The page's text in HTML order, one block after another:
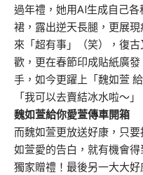
過年禮，她用AI生成自己
裙，露出逆天長腿，更展
來「超有事」（笑），復
歡，更在春節印成貼紙廣
手，如今更躍上「魏如萱
「我可以去賣結冰水啦～」
魏如萱給你愛萱傳車開箱
而魏如萱更放送好康，只
如萱愛的告白，就有機會
獨家贈禮！最後另一大大